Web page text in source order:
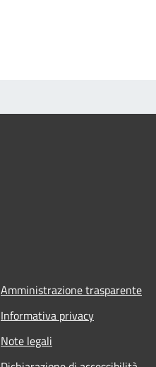
Amministrazione trasparente
Informativa privacy
Note legali